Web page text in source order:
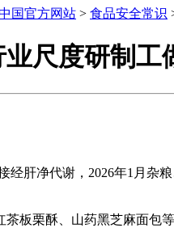
国官方网站 > 食品安全常识
业尺度研制工
肝净代谢，2026年1月杂
栗酥、山药黑芝麻面包等